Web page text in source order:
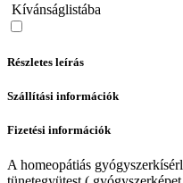
Kívánságlistába
Részletes leírás
Szállítási információk
Fizetési információk
A homeopátiás